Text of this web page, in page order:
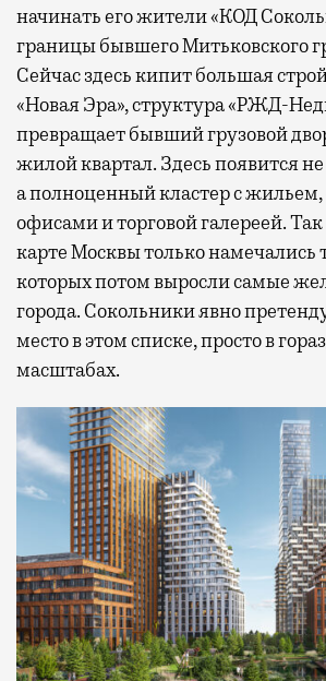
начинать его жители «КОД
границы бывшего Митьковского
Сейчас здесь кипит большая
«Новая Эра», структура «РЖД-
превращает бывший грузовой
жилой квартал. Здесь появится
а полноценный кластер с
офисами и торговой галереей. Так
карте Москвы только намечались
которых потом выросли самые
города. Сокольники явно
место в этом списке, просто в
масштабах.